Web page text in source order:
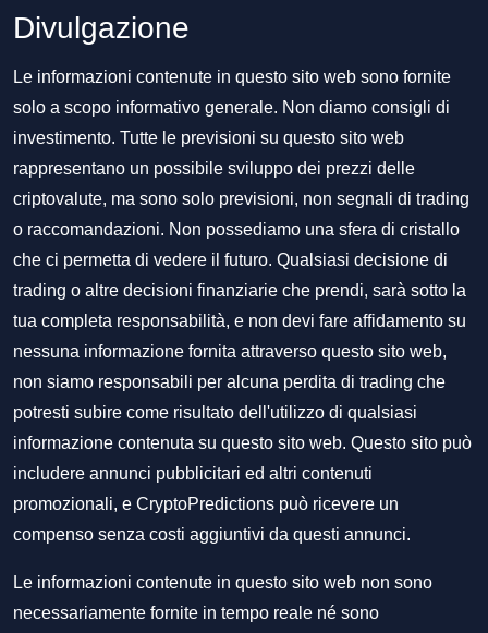
Divulgazione
Le informazioni contenute in questo sito web sono fornite
solo a scopo informativo generale. Non diamo consigli di
investimento. Tutte le previsioni su questo sito web
rappresentano un possibile sviluppo dei prezzi delle
criptovalute, ma sono solo previsioni, non segnali di trading
o raccomandazioni. Non possediamo una sfera di cristallo
che ci permetta di vedere il futuro. Qualsiasi decisione di
trading o altre decisioni finanziarie che prendi, sarà sotto la
tua completa responsabilità, e non devi fare affidamento su
nessuna informazione fornita attraverso questo sito web,
non siamo responsabili per alcuna perdita di trading che
potresti subire come risultato dell'utilizzo di qualsiasi
informazione contenuta su questo sito web. Questo sito può
includere annunci pubblicitari ed altri contenuti
promozionali, e CryptoPredictions può ricevere un
compenso senza costi aggiuntivi da questi annunci.
Le informazioni contenute in questo sito web non sono
necessariamente fornite in tempo reale né sono